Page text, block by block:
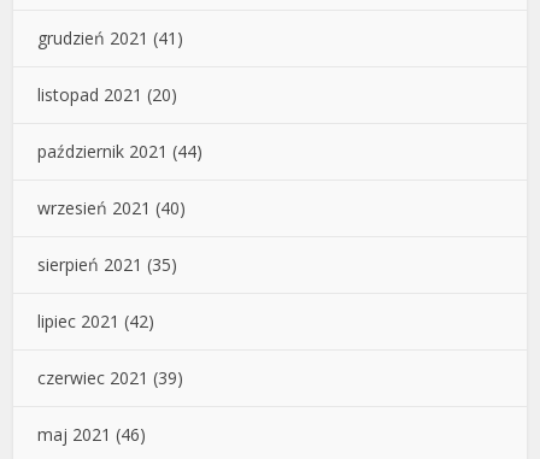
grudzień 2021 (41)
listopad 2021 (20)
październik 2021 (44)
wrzesień 2021 (40)
sierpień 2021 (35)
lipiec 2021 (42)
czerwiec 2021 (39)
maj 2021 (46)